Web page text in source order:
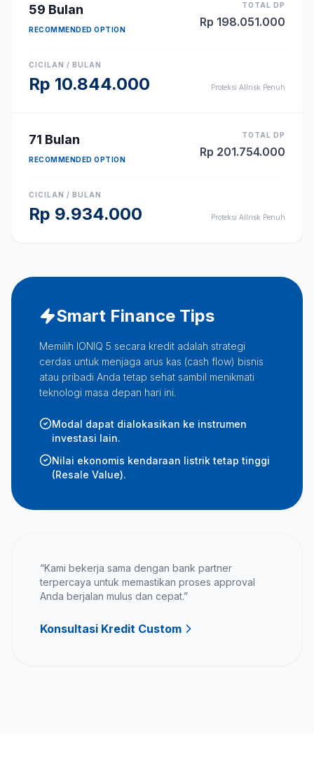
59 Bulan
RECOMMENDED OPTION
TOTAL DP
Rp 198.051.000
CICILAN / BULAN
Rp 10.844.000 Proteksi Allrisk Penuh
71 Bulan
RECOMMENDED OPTION
TOTAL DP
Rp 201.754.000
CICILAN / BULAN
Rp 9.934.000 Proteksi Allrisk Penuh
Smart Finance Tips
Memilih IONIQ 5 secara kredit adalah strategi
cerdas untuk menjaga arus kas (cash flow) bisnis
atau pribadi Anda tetap sehat sambil menikmati
teknologi masa depan hari ini.
Modal dapat dialokasikan ke instrumen
investasi lain.
Nilai ekonomis kendaraan listrik tetap tinggi
(Resale Value).
“Kami bekerja sama dengan bank partner
terpercaya untuk memastikan proses approval
Anda berjalan mulus dan cepat.”
Konsultasi Kredit Custom